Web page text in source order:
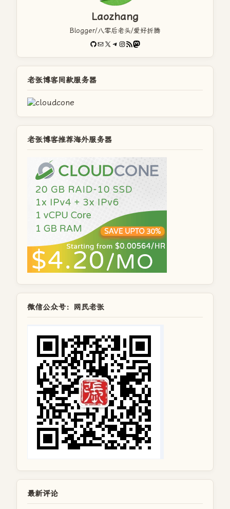
Laozhang
Blogger/八零后老头/爱好折腾
GitHub
电子邮件X Telegram
Instagram
RSS FeedMastodon
老张博客同款服务器
老张博客推荐海外服务器
微信公众号：网民老张
最新评论